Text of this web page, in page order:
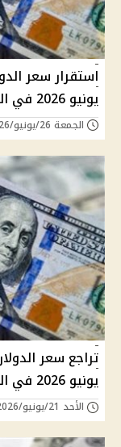
يونيو 2026 في البنوك وارتفاعه بالسوق الموازية
الجمعة 26/يونيو/2026 - 09:28 ص
يونيو 2026 في البنوك والسوق الموازية
الأحد 21/يونيو/2026 - 06:12 م